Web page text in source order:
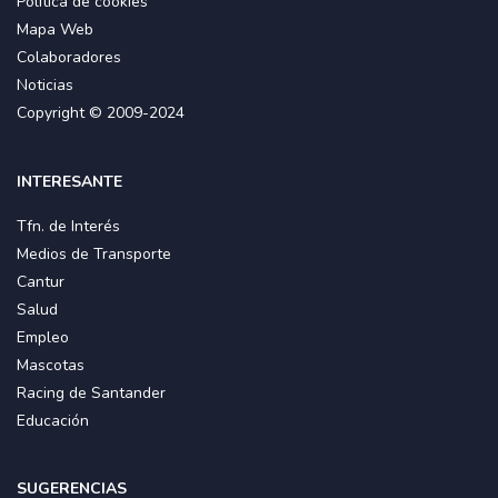
Mapa Web
Colaboradores
Noticias
Copyright © 2009-2024
INTERESANTE
Tfn. de Interés
Medios de Transporte
Cantur
Salud
Empleo
Mascotas
Racing de Santander
Educación
SUGERENCIAS